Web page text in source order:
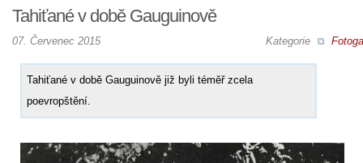
Tahiťané v době Gauguinově
Kategorie
07. Červenec 2015
Tahiťané v době Gauguinově již byli téměř zcela
poevropštění.